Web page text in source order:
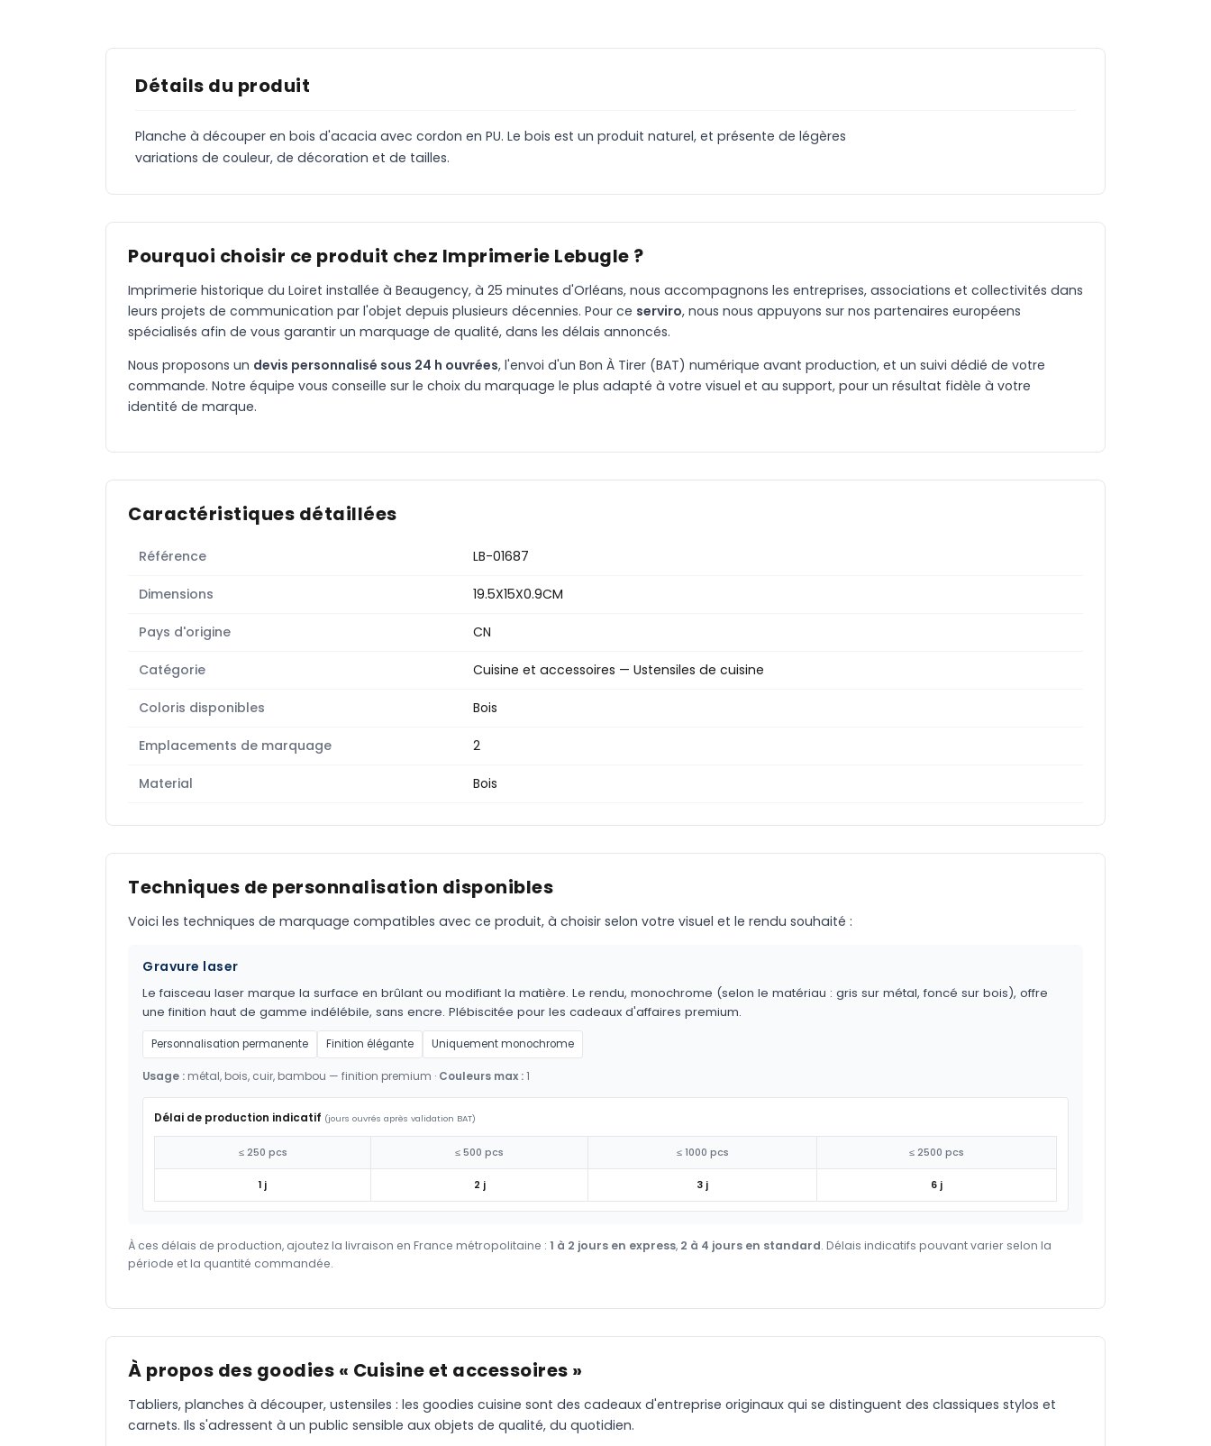
Détails du produit
Planche à découper en bois d'acacia avec cordon en PU. Le bois est un produit naturel, et présente de légères
variations de couleur, de décoration et de tailles.
Pourquoi choisir ce produit chez Imprimerie Lebugle ?
Imprimerie historique du Loiret installée à Beaugency, à 25 minutes d'Orléans, nous accompagnons les entreprises, associations et collectivités dans
leurs projets de communication par l'objet depuis plusieurs décennies. Pour ce serviro, nous nous appuyons sur nos partenaires européens
spécialisés afin de vous garantir un marquage de qualité, dans les délais annoncés.
Nous proposons un devis personnalisé sous 24 h ouvrées, l'envoi d'un Bon À Tirer (BAT) numérique avant production, et un suivi dédié de votre
commande. Notre équipe vous conseille sur le choix du marquage le plus adapté à votre visuel et au support, pour un résultat fidèle à votre
identité de marque.
Caractéristiques détaillées
Référence LB-01687
Dimensions 19.5X15X0.9CM
Pays d'origine CN
Catégorie Cuisine et accessoires — Ustensiles de cuisine
Coloris disponibles Bois
Emplacements de marquage 2
Material Bois
Techniques de personnalisation disponibles
Voici les techniques de marquage compatibles avec ce produit, à choisir selon votre visuel et le rendu souhaité :
Gravure laser
Le faisceau laser marque la surface en brûlant ou modifiant la matière. Le rendu, monochrome (selon le matériau : gris sur métal, foncé sur bois), offre
une finition haut de gamme indélébile, sans encre. Plébiscitée pour les cadeaux d'affaires premium.
Personnalisation permanente Finition élégante Uniquement monochrome
Usage : métal, bois, cuir, bambou — finition premium · Couleurs max :1
Délai de production indicatif (jours ouvrés après validation BAT)
≤ 250 pcs ≤ 500 pcs ≤ 1000 pcs ≤ 2500 pcs
1 j 2 j 3 j 6 j
À ces délais de production, ajoutez la livraison en France métropolitaine : 1 à 2 jours en express, 2 à 4 jours en standard. Délais indicatifs pouvant varier selon la
période et la quantité commandée.
À propos des goodies « Cuisine et accessoires »
Tabliers, planches à découper, ustensiles : les goodies cuisine sont des cadeaux d'entreprise originaux qui se distinguent des classiques stylos et
carnets. Ils s'adressent à un public sensible aux objets de qualité, du quotidien.